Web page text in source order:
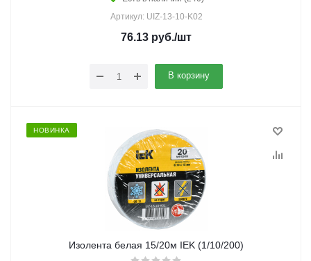
Артикул: UIZ-13-10-K02
76.13 руб./шт
В корзину
НОВИНКА
Изолента белая 15/20м IEK (1/10/200)